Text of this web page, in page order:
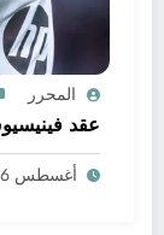
المحرر
عقد
أغسطس 6, 2026